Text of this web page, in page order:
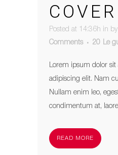
Posted at 14:36h in by
Comments
20 Le
Lorem ipsum dolor
adipiscing elit. Nam
Nullam enim leo,
condimentum at,
READ MORE